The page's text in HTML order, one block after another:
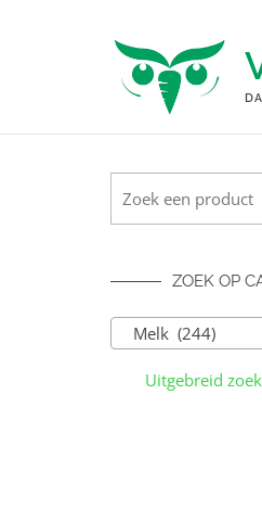
ZOEK OP
Melk (244)
Uitgebreid